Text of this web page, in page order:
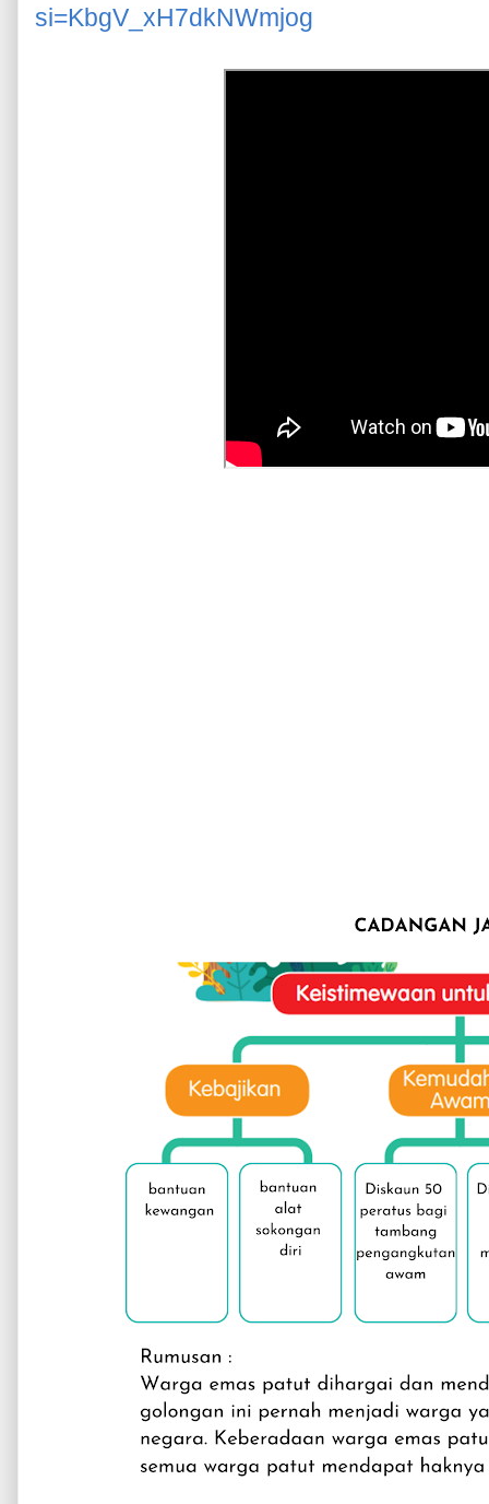
si=KbgV_xH7dkNWmjog